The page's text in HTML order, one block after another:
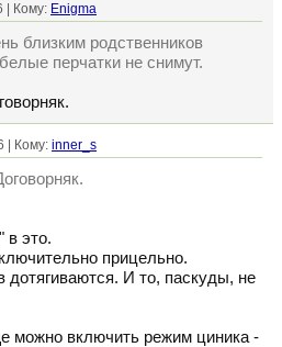
| Кому: Enigma
близким родственников
перчатки не снимут.
| Кому: inner_s
в это.
прицельно.
дотягиваются. И то, паскуды, не
можно включить режим циника -